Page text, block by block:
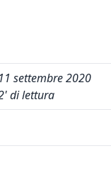
11 settembre 2020
' di lettura